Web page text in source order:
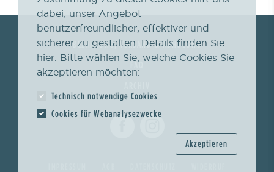
BEZAHLUNG, VERSAND & ABHOLUNG
FAQ
dabei, unser Angebot
benutzerfreundlicher, effektiver und
sicherer zu gestalten. Details finden Sie
hier. Bitte wählen Sie, welche Cookies Sie
akzeptieren möchten:
Technisch notwendige Cookies
Cookies für Webanalysezwecke
Akzeptieren